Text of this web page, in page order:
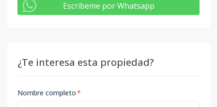
Escribeme por Whatsapp
¿Te interesa esta propiedad?
Nombre completo*